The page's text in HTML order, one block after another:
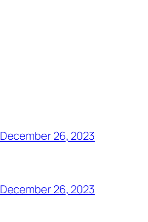
December 26, 2023
December 26, 2023